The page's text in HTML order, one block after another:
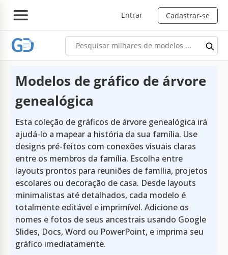
Entrar Cadastrar-se
Modelos de gráfico de árvore
genealógica
Esta coleção de gráficos de árvore genealógica irá
ajudá-lo a mapear a história da sua família. Use
designs pré-feitos com conexões visuais claras
entre os membros da família. Escolha entre
layouts prontos para reuniões de família, projetos
escolares ou decoração de casa. Desde layouts
minimalistas até detalhados, cada modelo é
totalmente editável e imprimível. Adicione os
nomes e fotos de seus ancestrais usando Google
Slides, Docs, Word ou PowerPoint, e imprima seu
gráfico imediatamente.